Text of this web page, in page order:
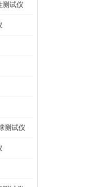
测试仪
测试仪